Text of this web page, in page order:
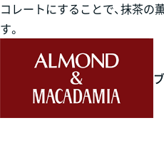
コレートにすることで、抹茶の
す。